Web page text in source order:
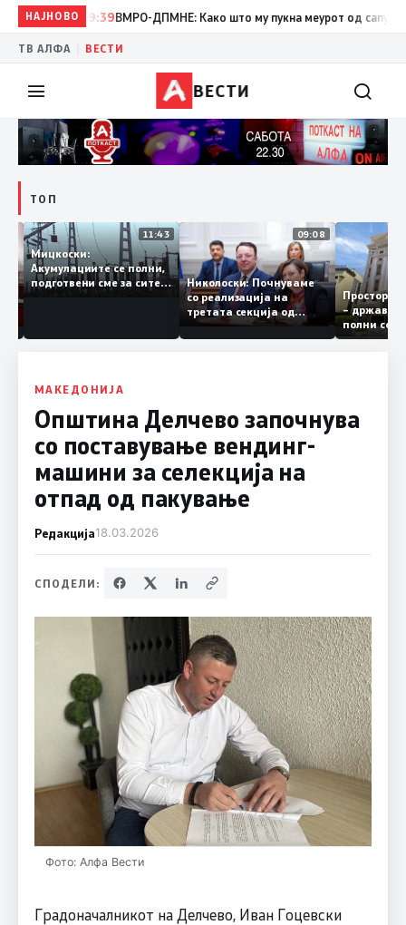
НАЈНОВО
19:39 ВМРО-ДПМНЕ: Како што му пукна меурот од сапуница
ТВ АЛФА ВЕСТИ
ВЕСТИ
ТОП
12:03
за
11:43
Мицкоски:
Акумулациите се полни,
подготвени сме за сите
ризици, не размислување
09:08
Николоски: Почнуваме
со реализација на
третата секција од
железничкиот Коридор
8, Македонија станува
–
полни
МАКЕДОНИЈА
Општина Делчево започнува
со поставување вендинг-
машини за селекција на
отпад од пакување
Редакција18.03.2026
СПОДЕЛИ:
Фото: Алфа Вести
Градоначалникот на Делчево, Иван Гоцевски